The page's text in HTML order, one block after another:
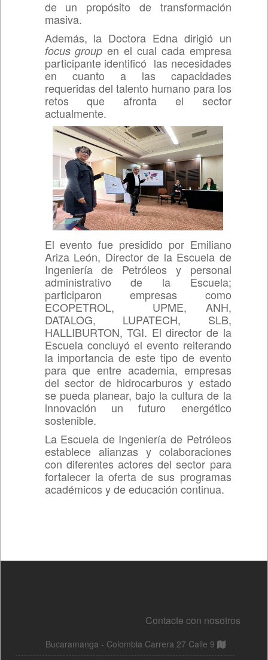
Contacte con nosotros
Bucaramanga - Colombia Carrera 27 Calle 9